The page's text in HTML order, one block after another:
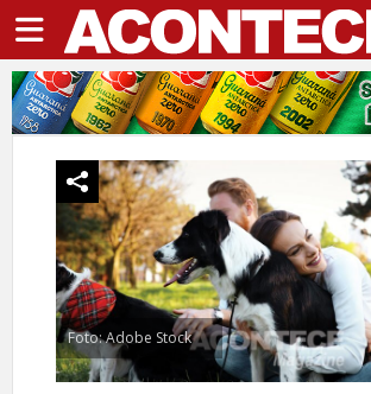
Foto: Adobe Stock